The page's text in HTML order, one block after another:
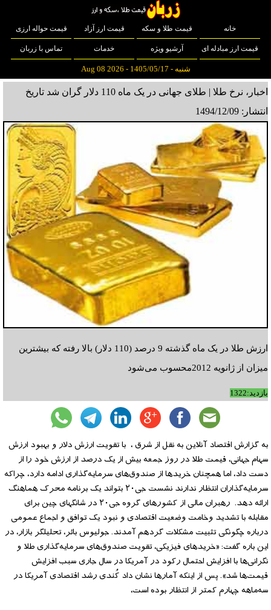
خانه قیمت طلا و سکه قیمت ارز آزاد قیمت حواله ارزی
قیمت ارز مبادله ای آرشیو ویژه خدمات تماس با زربان
شنبه - 1405/05/17 - Aug 08 2026
اخبار، نرخ طلا | طلای جهانی در یک ماه 110 دلار گران شد
تاریخ
انتشار: 1494/12/09
ارزش طلا در یک ماه گذشته 9 درصد (110 دلار) بالا رفته که بیشترین
میزان از ژانویه 2012محسوب می‌شود
بازدید:1322
به گزارش اقتصاد آنلاین به نقل از شرق ، با تقویت ارزش دلار و بهبود ارزش
سهام جهانی، قیمت طلا در روز جمعه بیش از یک درصد از ارزش خود را از
دست داد، اما همچنان خریدها از صندوق‌های سرمایه‌گذاری ادامه دارد، چراکه
سرمایه‌گذاران انتظار ندارند نشست جی‌٢٠ بتواند یک برنامه محرک هماهنگ
ارائه دهد. رهبران مالی از کشورهای گروه جی‌٢٠ در شانگهای چین برای
مقابله با تشدید وخامت وضعیت اقتصادی و نبود یک توافق و اجماع عمومی
درباره چگونگی تثبیت مشکلات گردهم آمدند. جولیوس بائر، تحلیلگر بازار، در
این‌ باره گفت: «خریدهای فیزیکی، تقویت صندوق‌های سرمایه‌گذاری طلا و
نگرانی‌ها با افزایش احتمال رکود در آمریکا در سال جاری سبب افزایش
قیمت‌ها شد». پس از اینکه آمارها نشان داد کُندی رشد اقتصادی آمریکا در
سه‌ماهه چهارم کمتر از انتظار بوده است،